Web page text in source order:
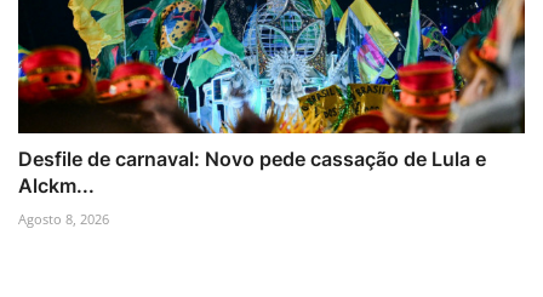
Desfile de carnaval: Novo pede cassação de Lula e
Alckm...
Agosto 8, 2026